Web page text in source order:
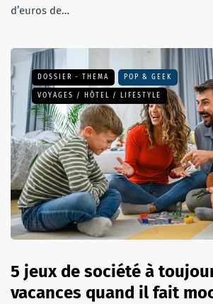
d’euros de…
DOSSIER - THEMA POP & GEEK
VOYAGES / HÔTEL / LIFESTYLE
5 jeux de société à
vacances quand il fait